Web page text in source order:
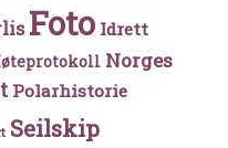
Foto Idrett
Norges
Polarhistorie
Seilskip